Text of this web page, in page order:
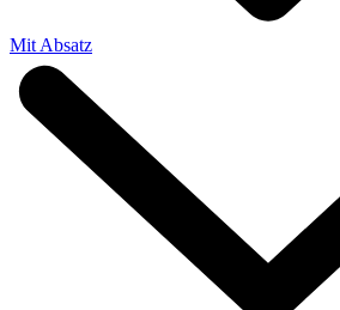
Mit Absatz